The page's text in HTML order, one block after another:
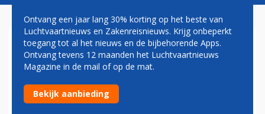
UKRAINE INTERNATIONAL
NIEUWE SERVICE NAAR
COLOMBO
Ontvang een jaar lang 30% korting op het beste van
Luchtvaartnieuws en Zakenreisnieuws. Krijg onbeperkt
toegang tot al het nieuws en de bijbehorende Apps.
Ontvang tevens 12 maanden het Luchtvaartnieuws
Magazine in de mail of op de mat.
Bekijk aanbieding